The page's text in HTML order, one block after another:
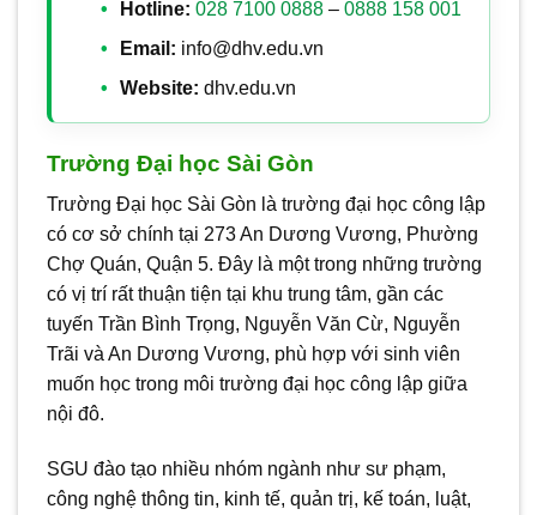
Hotline: 028 7100 0888– 0888 158 001
Email: info@dhv.edu.vn
Website: dhv.edu.vn
Trường Đại học Sài Gòn
Trường Đại học Sài Gòn là trường đại học công lập
có cơ sở chính tại 273 An Dương Vương, Phường
Chợ Quán, Quận 5. Đây là một trong những trường
có vị trí rất thuận tiện tại khu trung tâm, gần các
tuyến Trần Bình Trọng, Nguyễn Văn Cừ, Nguyễn
Trãi và An Dương Vương, phù hợp với sinh viên
muốn học trong môi trường đại học công lập giữa
nội đô.
SGU đào tạo nhiều nhóm ngành như sư phạm,
công nghệ thông tin, kinh tế, quản trị, kế toán, luật,